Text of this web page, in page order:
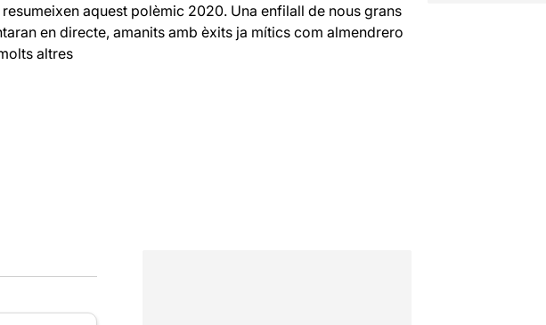
resumeixen aquest polèmic 2020. Una enfilall de nous grans
en directe, amanits amb èxits ja mítics com almendrero
altres